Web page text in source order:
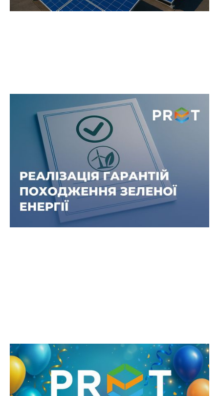
ТОВ «ПРЕТ СЕРВІС ЕНЕРГОЗМІН»
уклало угоду про продаж гарантій
походження «зеленої»
електроенергії ТОВ «ТАРКЕТТ
ВІНІСІН»
Цей крок засвідчує спільне прагнення компаній
підтримувати розвиток «зеленої» енергетики в
Україні та сприяти формуванню сталого
майбутнього.
Річниця PRET Сервіс Енергозмін —
енергія розвитку та партнерства
Від моменту створення ми впевнено рухаємося
шляхом змін, забезпечуючи український бізнес